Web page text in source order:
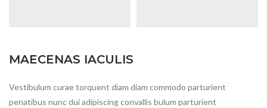
MAECENAS IACULIS
Vestibulum curae torquent diam diam commodo parturient
penatibus nunc dui adipiscing convallis bulum parturient